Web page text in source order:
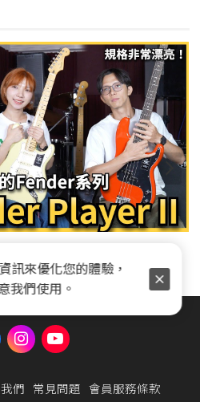
們 常見問題 會員服務條款
訊來優化您的體驗，
我們使用。